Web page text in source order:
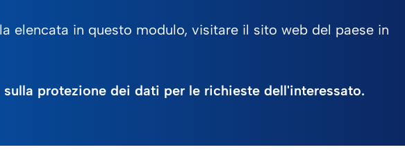
elencata in questo modulo, visitare il sito web del paese in
protezione dei dati per le richieste dell'interessato.